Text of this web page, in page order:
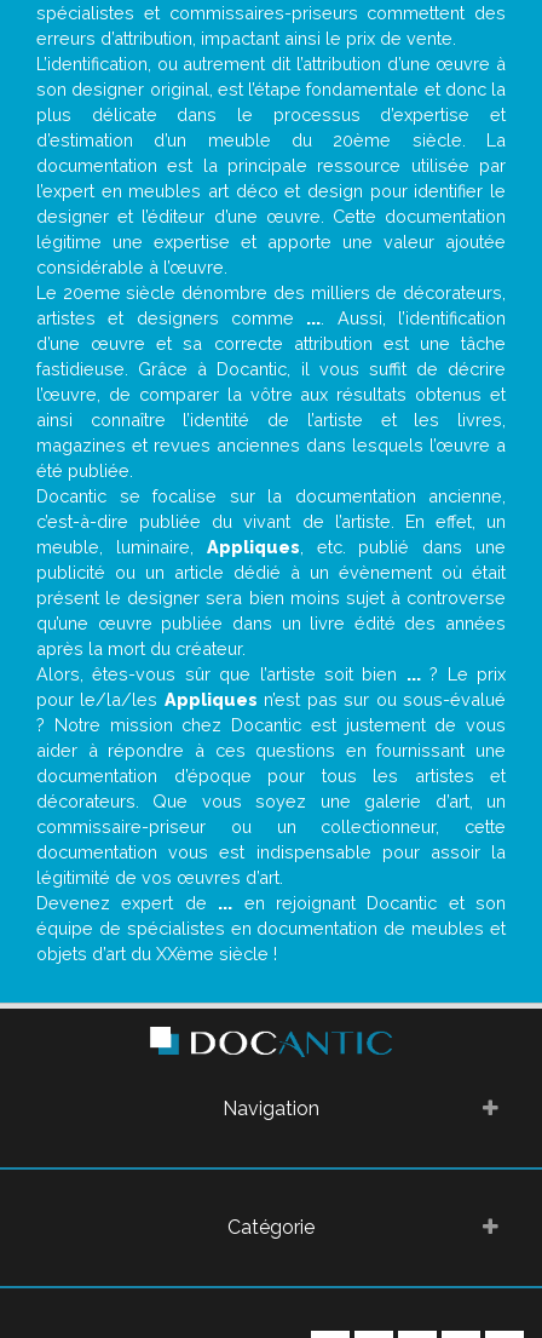
spécialistes et commissaires-priseurs commettent des
erreurs d’attribution, impactant ainsi le prix de vente.
L’identification, ou autrement dit l’attribution d’une œuvre à
son designer original, est l’étape fondamentale et donc la
plus délicate dans le processus d’expertise et
d’estimation d’un meuble du 20ème siècle. La
documentation est la principale ressource utilisée par
l’expert en meubles art déco et design pour identifier le
designer et l’éditeur d’une œuvre. Cette documentation
légitime une expertise et apporte une valeur ajoutée
considérable à l’œuvre.
Le 20eme siècle dénombre des milliers de décorateurs,
artistes et designers comme ... . Aussi, l’identification
d’une œuvre et sa correcte attribution est une tâche
fastidieuse. Grâce à Docantic, il vous suffit de décrire
l’œuvre, de comparer la vôtre aux résultats obtenus et
ainsi connaître l’identité de l’artiste et les livres,
magazines et revues anciennes dans lesquels l’œuvre a
été publiée.
Docantic se focalise sur la documentation ancienne,
c’est-à-dire publiée du vivant de l’artiste. En effet, un
meuble, luminaire, Appliques , etc. publié dans une
publicité ou un article dédié à un évènement où était
présent le designer sera bien moins sujet à controverse
qu’une œuvre publiée dans un livre édité des années
après la mort du créateur.
Alors, êtes-vous sûr que l’artiste soit bien ...? Le prix
pour le/la/les Appliques n’est pas sur ou sous-évalué
? Notre mission chez Docantic est justement de vous
aider à répondre à ces questions en fournissant une
documentation d’époque pour tous les artistes et
décorateurs. Que vous soyez une galerie d’art, un
commissaire-priseur ou un collectionneur, cette
documentation vous est indispensable pour assoir la
légitimité de vos œuvres d’art.
Devenez expert de ... en rejoignant Docantic et son
équipe de spécialistes en documentation de meubles et
objets d’art du XXème siècle !
Navigation
Catégorie